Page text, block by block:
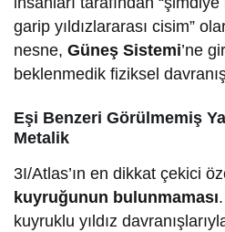
garip yıldızlararası cisim”
nesne,Güneş Sistemi’ne
beklenmedik fiziksel
Eşi Benzeri Görülmemiş
Metalik
3I/Atlas’ın en dikkat çekici
kuyruğunun bulunmaması
kuyruklu yıldız